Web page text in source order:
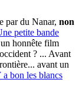
par du Nanar, non
petite bande
honnête film
? ... Avant
avant un
a bon les blancs